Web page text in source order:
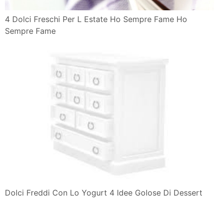
4 Dolci Freschi Per L Estate Ho Sempre Fame Ho
Sempre Fame
Dolci Freddi Con Lo Yogurt 4 Idee Golose Di Dessert